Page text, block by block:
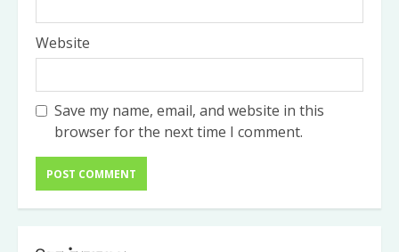
Website
Save my name, email, and website in this
browser for the next time I comment.